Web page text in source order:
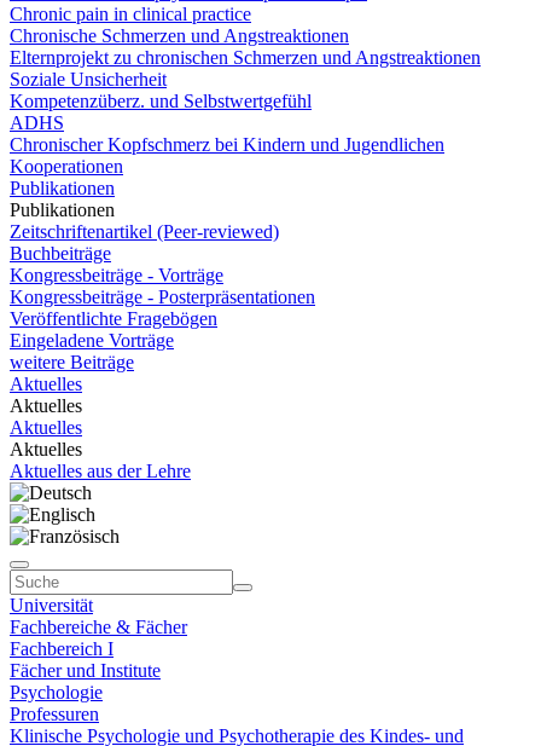
Chronic pain in clinical practice
Chronische Schmerzen und Angstreaktionen
Elternprojekt zu chronischen Schmerzen und Angstreaktionen
Soziale Unsicherheit
Kompetenzüberz. und Selbstwertgefühl
ADHS
Chronischer Kopfschmerz bei Kindern und Jugendlichen
Kooperationen
Publikationen
Publikationen
Zeitschriftenartikel (Peer-reviewed)
Buchbeiträge
Kongressbeiträge - Vorträge
Kongressbeiträge - Posterpräsentationen
Veröffentlichte Fragebögen
Eingeladene Vorträge
weitere Beiträge
Aktuelles
Aktuelles
Aktuelles
Aktuelles
Aktuelles aus der Lehre
Universität
Fachbereiche & Fächer
Fachbereich I
Fächer und Institute
Psychologie
Professuren
Klinische Psychologie und Psychotherapie des Kindes- und